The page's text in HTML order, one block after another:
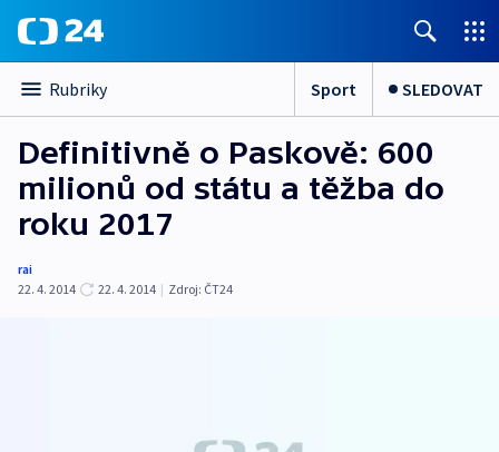
Rubriky Sport SLEDOVAT
Definitivně o Paskově: 600
milionů od státu a těžba do
roku 2017
rai
22. 4. 2014
22. 4. 2014 | Zdroj: ČT24